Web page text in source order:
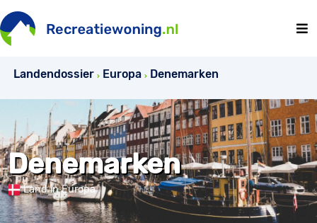
Landendossier Europa Denemarken
Denemarken
Land in Europa